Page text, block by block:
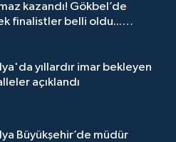
kazandı! Gökbel’de
finalistler belli oldu...
yıllardır imar bekleyen
açıklandı
Büyükşehir’de müdür